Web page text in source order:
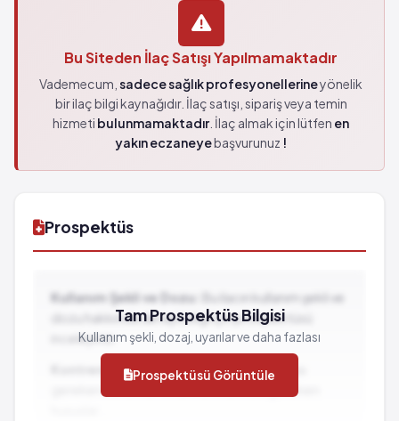
Bu Siteden İlaç Satışı Yapılmamaktadır
Vademecum, sadece sağlık profesyonellerineyönelik
bir ilaç bilgi kaynağıdır. İlaç satışı, sipariş veya temin
hizmeti bulunmamaktadır. İlaç almak için lütfen en
yakın eczaneyebaşvurunuz !
Prospektüs
Kullanım Şekli ve Dozu:
Bu ilacın kullanım şekli ve
dozu hakkında detaylı bilgi için prospektüsü
inceleyiniz.
Kontrendikasyonlar:İlacın kullanılmaması
gereken durumlar ve dikkat edilmesi gereken
Tam Prospektüs Bilgisi
Kullanım şekli, dozaj, uyarılar ve daha fazlası
Prospektüsü Görüntüle